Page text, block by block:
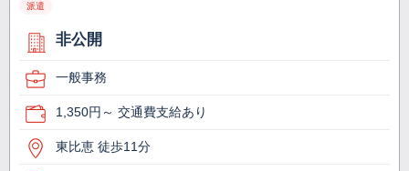
派遣
非公開
一般事務
1,350円～ 交通費支給あり
東比恵 徒歩11分